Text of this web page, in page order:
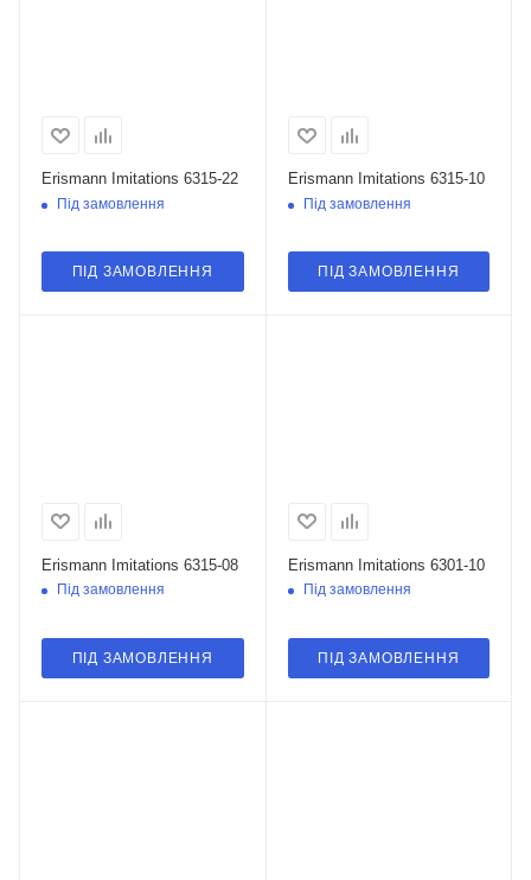
Erismann Imitations 6315-22
Під замовлення
ПІД ЗАМОВЛЕННЯ
Erismann Imitations 6315-10
Під замовлення
ПІД ЗАМОВЛЕННЯ
Erismann Imitations 6315-08
Під замовлення
ПІД ЗАМОВЛЕННЯ
Erismann Imitations 6301-10
Під замовлення
ПІД ЗАМОВЛЕННЯ